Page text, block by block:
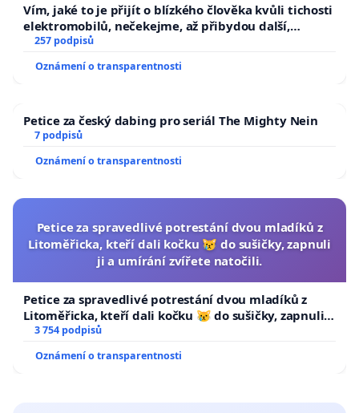
Vím, jaké to je přijít o blízkého člověka kvůli tichosti
elektromobilů, nečekejme, až přibydou další,
zaveďme slyšitelná auta!
257 podpisů
Oznámení o transparentnosti
Petice za český dabing pro seriál The Mighty Nein
7 podpisů
Oznámení o transparentnosti
Petice za spravedlivé potrestání dvou mladíků z
Litoměřicka, kteří dali kočku 😿 do sušičky, zapnuli
ji a umírání zvířete natočili.
Petice za spravedlivé potrestání dvou mladíků z
Litoměřicka, kteří dali kočku 😿 do sušičky, zapnuli ji
a umírání zvířete natočili.
3 754 podpisů
Oznámení o transparentnosti